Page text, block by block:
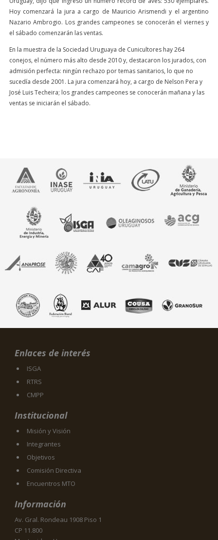
Hoy comenzará la jura a cargo de Mauricio Arismendi y el argentino
Nazario Ambrogio. Los grandes campeones se conocerán el viernes y
el sábado comenzarán las ventas.
En la muestra de la Sociedad Uruguaya de Cunicultores hay 264
conejos, el número más alto desde 2010 y, destacaron los jurados, con
admisión perfecta: ningún rechazo por temas sanitarios, lo que no
sucedía desde 2001. La jura comenzará hoy, a cargo de Nelson Pera y
José Luis Techeira; los grandes campeones se conocerán mañana y las
ventas se iniciarán el sábado.
Enlaces de interés
ISGA
RTRS
CMPP
Institucional
Misión y Visión
Integrantes
Objetivos
Comisión Directiva
Encuentros MTO
Información
Av. Gral. Rondeau 1908 Piso 1
CP 11.800